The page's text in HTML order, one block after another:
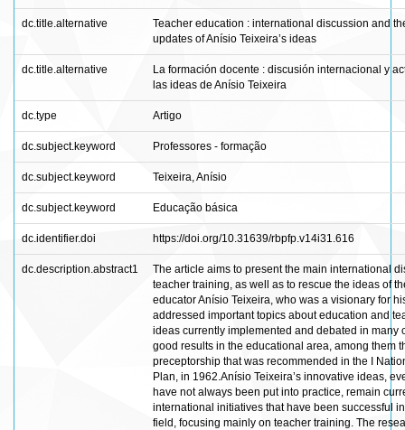
dc.title.alternative
Teacher education : international discussion and
updates of Anísio Teixeira’s ideas
dc.title.alternative
La formación docente : discusión internacional y
las ideas de Anísio Teixeira
dc.type Artigo
dc.subject.keyword Professores - formação
dc.subject.keyword Teixeira, Anísio
dc.subject.keyword Educação básica
dc.identifier.doi https://doi.org/10.31639/rbpfp.v14i31.616
dc.description.abstract1
The article aims to present the main international
teacher training, as well as to rescue the ideas of
educator Anísio Teixeira, who was a visionary for
addressed important topics about education and
ideas currently implemented and debated in many
good results in the educational area, among them
preceptorship that was recommended in the I
Plan, in 1962.Anísio Teixeira’s innovative ideas,
have not always been put into practice, remain
international initiatives that have been successful
field, focusing mainly on teacher training. The